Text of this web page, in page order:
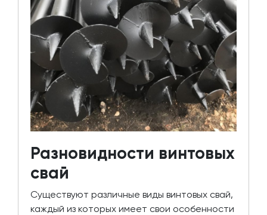
Разновидности винтовых
свай
Существуют различные виды винтовых свай,
каждый из которых имеет свои особенности